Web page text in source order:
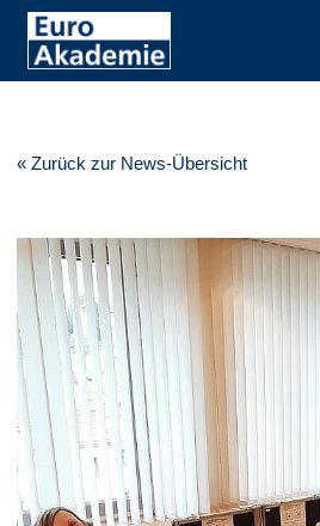
« Zurück zur News-Übersicht